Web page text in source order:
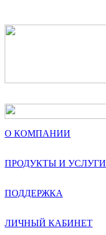
О КОМПАНИИ
ПРОДУКТЫ И УСЛУГИ
ПОДДЕРЖКА
ЛИЧНЫЙ КАБИНЕТ